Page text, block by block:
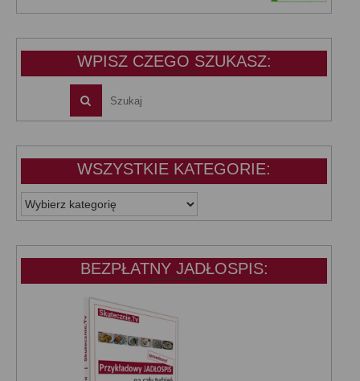
wynosiła:wynosi:
WPISZ CZEGO SZUKASZ:
WSZYSTKIE KATEGORIE:
WSZYSTKIE
KATEGORIE:
BEZPŁATNY JADŁOSPIS: